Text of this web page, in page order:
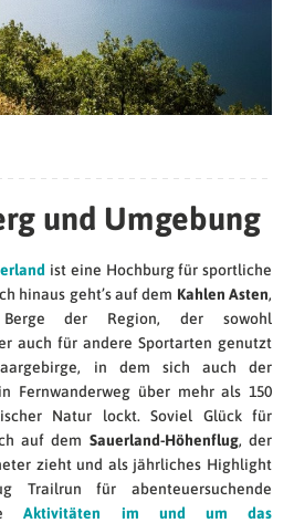
und Umgebung
ist eine Hochburg für sportliche
hinaus geht’s auf dem Kahlen Asten,
der Region, der sowohl
auch für andere Sportarten genutzt
in dem sich auch der
Fernwanderweg über mehr als 150
Natur lockt. Soviel Glück für
auf dem Sauerland-Höhenflug, der
zieht und als jährliches Highlight
Trailrun für abenteuersuchende
Aktivitäten im und um das